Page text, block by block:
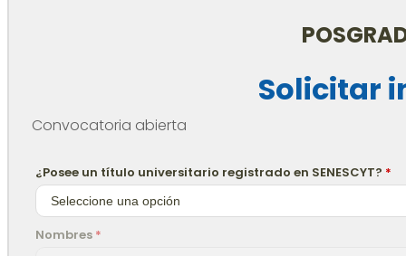
Solicitar
Convocatoria abierta
¿Posee un título universitario registrado en SENESCYT? *
Nombres *